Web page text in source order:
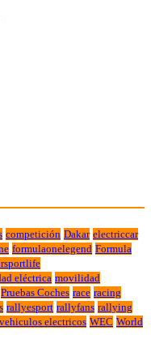
competición Dakar electriccar
formulaonelegend Formula
eléctrica movilidad
Pruebas Coches race racing
rallyesport rallyfans rallying
vehiculos electricos WEC World